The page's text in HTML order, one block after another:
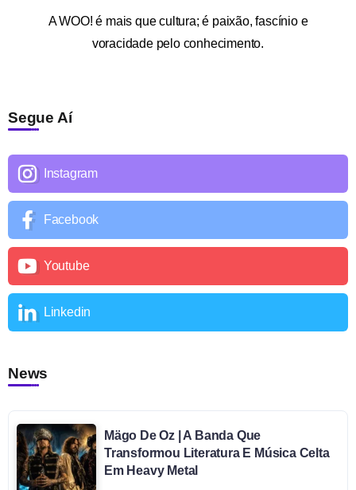
AWOO! é mais que cultura; é paixão, fascínio e
voracidade pelo conhecimento.
Segue Aí
Instagram
Facebook
Youtube
Linkedin
News
Mägo De Oz | A Banda Que
Transformou Literatura E Música Celta
Em Heavy Metal